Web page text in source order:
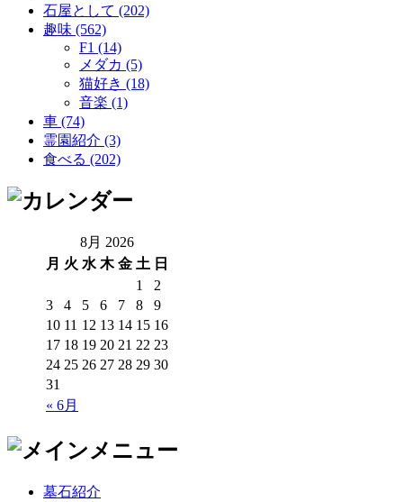
石屋として (202)
趣味 (562)
F1 (14)
メダカ (5)
猫好き (18)
音楽 (1)
車 (74)
霊園紹介 (3)
食べる (202)
8月 2026
月 火 水 木 金 土 日
« 6月
1
2
3
4 5 6 7 8
9
10 11 12 13 14 15 16
17 18 19 20 21 22 23
24 25 26 27 28 29 30
31
墓石紹介